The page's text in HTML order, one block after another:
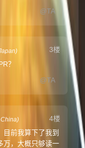
@TA
3楼
)
？
@TA
4楼
China)
前我算下了我到
万，大概只够读一